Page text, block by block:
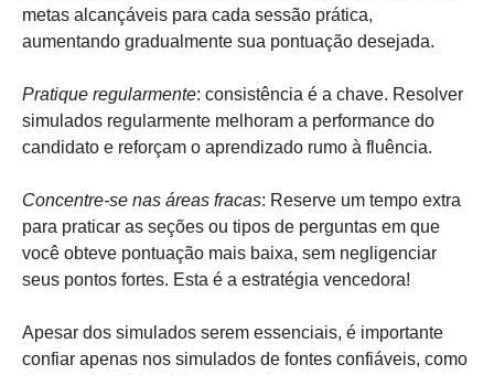
metas alcançáveis ​​para cada sessão prática,
aumentando gradualmente sua pontuação desejada.
Pratique regularmente: consistência é a chave. Resolver
simulados regularmente melhoram a performance do
candidato e reforçam o aprendizado rumo à fluência.
Concentre-se nas áreas fracas: Reserve um tempo extra
para praticar as seções ou tipos de perguntas em que
você obteve pontuação mais baixa, sem negligenciar
seus pontos fortes. Esta é a estratégia vencedora!
Apesar dos simulados serem essenciais, é importante
confiar apenas nos simulados de fontes confiáveis, como